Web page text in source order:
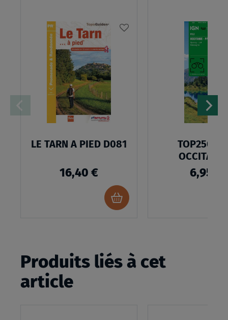
LE TARN A PIED D081
16,40 €
Ajouter
au
6,95 €
Produits liés à cet
article